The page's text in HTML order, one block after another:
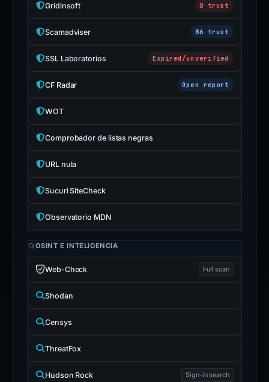
Gridinsoft 0 trust
Scamadviser 86 trust
SSL Laboratorios Expired/unverified
CF Radar Open report
WOT
Comprobador de listas negras
URL nula
Sucuri SiteCheck
Observatorio MDN
OSINT E INTELIGENCIA
Web-Check Full scan
Shodan
Censys
ThreatFox
Hudson Rock Sign-in search